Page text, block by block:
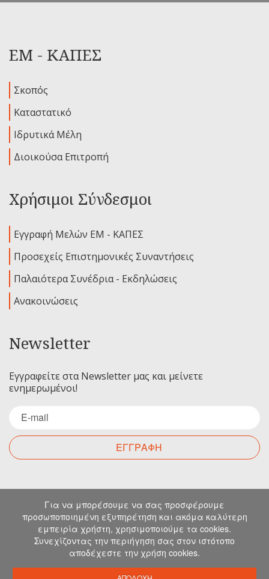
ΕΜ - ΚΑΠΕΣ
Σκοπός
Καταστατικό
Ιδρυτικά Μέλη
Διοικούσα Επιτροπή
Χρήσιμοι Σύνδεσμοι
Εγγραφή Μελών ΕΜ - ΚΑΠΕΣ
Προσεχείς Επιστημονικές Συναντήσεις
Παλαιότερα Συνέδρια - Εκδηλώσεις
Ανακοινώσεις
Newsletter
Εγγραφείτε στα Newsletter μας και μείνετε
ενημερωμένοι!
ΕΓΓΡΑΦΗ
Επικοινωνία
Για οποιαδήποτε ερώτηση σας μπορείτε να
επικοινωνήσετε μαζί μας στα παρακάτω στοιχεία.
Μιχελιδάκη 19, Ηράκλειο, 71202, Κρήτη
Για να μπορέσουμε να σας προσφέρουμε
προσωποποιημένη εξυπηρέτηση και ακόμα καλύτερη
εμπειρία χρήστη, χρησιμοποιούμε τα cookies.
Συνεχίζοντας την περιήγηση σας στον ιστότοπο
αποδέχεστε την χρήση cookies.